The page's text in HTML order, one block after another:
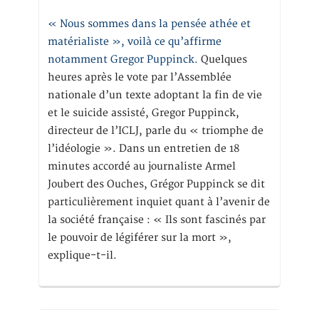
« Nous sommes dans la pensée athée et
matérialiste », voilà ce qu’affirme
notamment Gregor Puppinck. Quelques
heures après le vote par l’Assemblée
nationale d’un texte adoptant la fin de vie
et le suicide assisté, Gregor Puppinck,
directeur de l’ICLJ, parle du « triomphe de
l’idéologie ». Dans un entretien de 18
minutes accordé au journaliste Armel
Joubert des Ouches, Grégor Puppinck se dit
particulièrement inquiet quant à l’avenir de
la société française : « Ils sont fascinés par
le pouvoir de légiférer sur la mort »,
explique-t-il.